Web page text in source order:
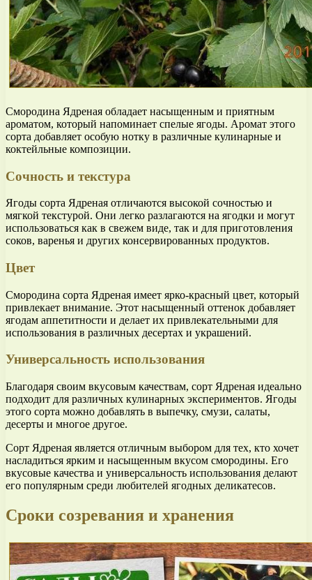
Смородина Ядреная обладает насыщенным и приятным
ароматом, который напоминает спелые ягоды. Аромат этого
сорта добавляет особую нотку в различные кулинарные и
коктейльные композиции.
Сочность и текстура
Ягоды сорта Ядреная отличаются высокой сочностью и
мягкой текстурой. Они легко разлагаются на ягодки и могут
использоваться как в свежем виде, так и для приготовления
соков, варенья и других консервированных продуктов.
Цвет
Смородина сорта Ядреная имеет ярко-красный цвет, который
привлекает внимание. Этот насыщенный оттенок добавляет
ягодам аппетитности и делает их привлекательными для
использования в различных десертах и украшений.
Универсальность использования
Благодаря своим вкусовым качествам, сорт Ядреная идеально
подходит для различных кулинарных экспериментов. Ягоды
этого сорта можно добавлять в выпечку, смузи, салаты,
десерты и многое другое.
Сорт Ядреная является отличным выбором для тех, кто хочет
насладиться ярким и насыщенным вкусом смородины. Его
вкусовые качества и универсальность использования делают
его популярным среди любителей ягодных деликатесов.
Сроки созревания и хранения